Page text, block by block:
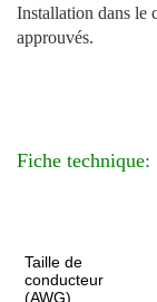
Installation dans le
approuvés.
Fiche technique:
Taille de
conducteur
(AWG)